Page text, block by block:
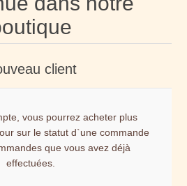
client
vous pourrez acheter plus
sur le statut d`une commande
que vous avez déjà
effectuées.